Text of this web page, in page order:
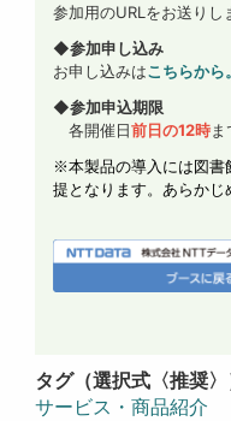
参加用のURLをお送りし
◆参加申し込み
お申し込みはこちらから。
◆参加申込期限
各開催日前日の12時ま
※本製品の導入には図書
提となります。あらかじ
タグ（選択式〈推奨〉
サービス・商品紹介